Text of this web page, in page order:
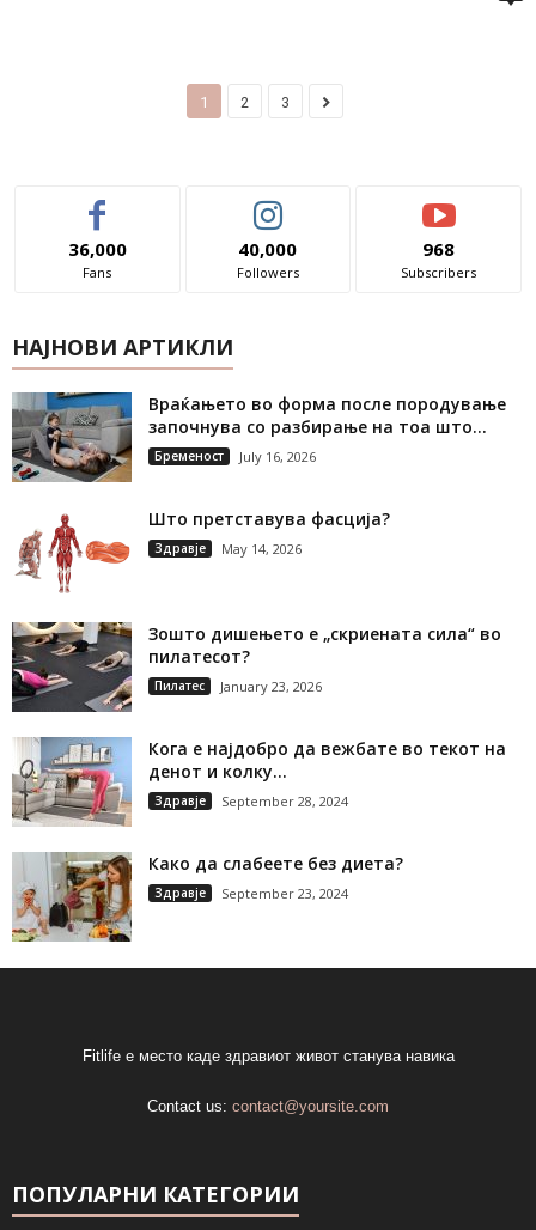
1 2 3
36,000
Fans
40,000
Followers
968
Subscribers
НАЈНОВИ АРТИКЛИ
Враќањето во форма после породување
започнува со разбирање на тоа што...
Бременост July 16, 2026
Што претставува фасција?
Здравје May 14, 2026
Зошто дишењето е „скриената сила“ во
пилатесот?
Пилатес January 23, 2026
Кога е најдобро да вежбате во текот на
денот и колку...
Здравје September 28, 2024
Како да слабеете без диета?
Здравје September 23, 2024
Fitlife е место каде здравиот живот станува навика
Contact us: contact@yoursite.com
ПОПУЛАРНИ КАТЕГОРИИ